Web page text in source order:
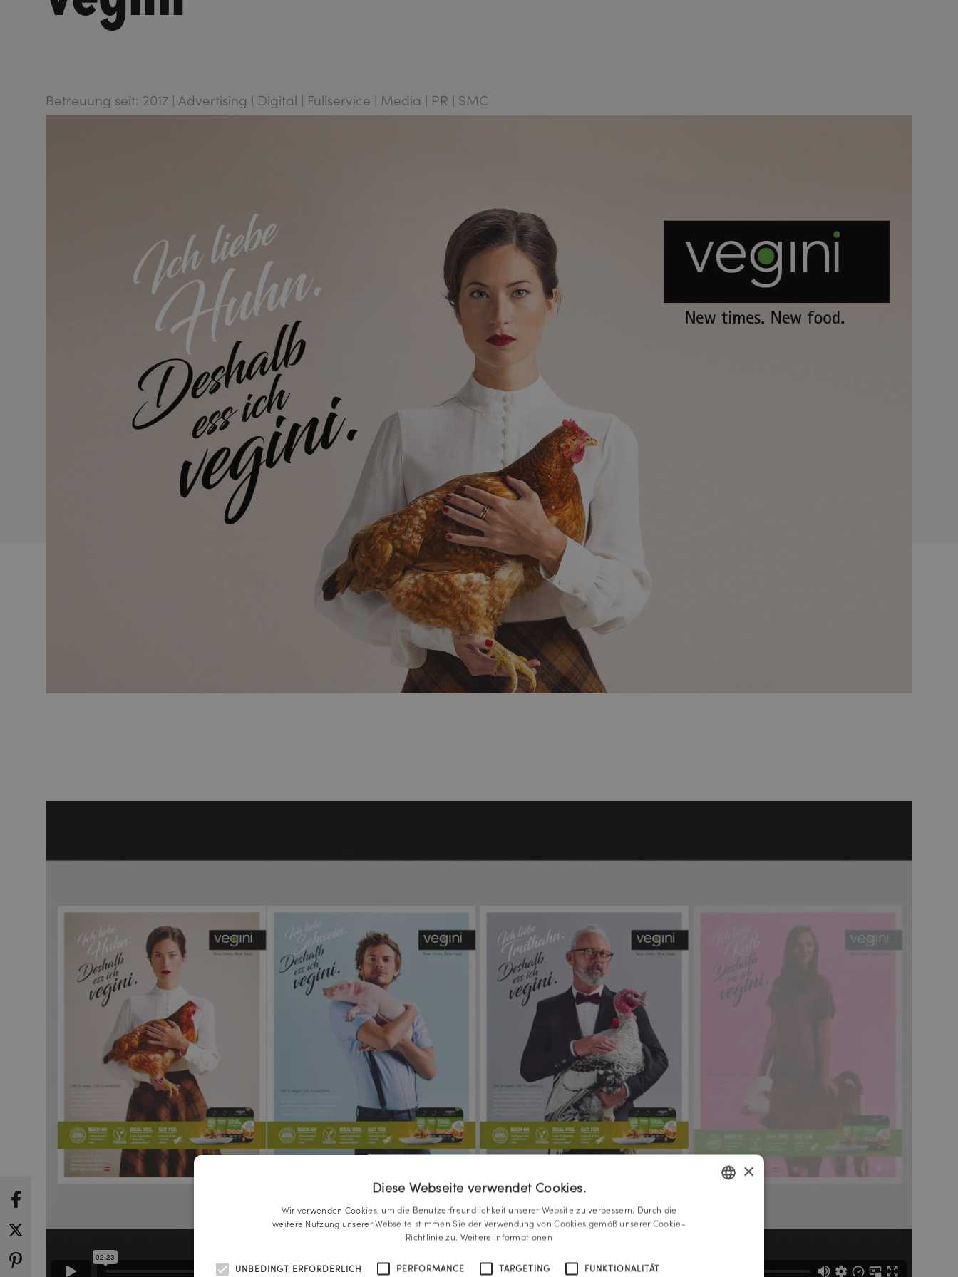
Betreuung seit: 2017 | Advertising | Digital | Fullservice | Media | PR | SMC
×
Diese Webseite verwendet Cookies.
Wir verwenden Cookies, um die Benutzerfreundlichkeit unserer Website zu verbessern. Durch die
weitere Nutzung unserer Webseite stimmen Sie der Verwendung von Cookies gemäß unserer Cookie-
Richtlinie zu. Weitere Informationen
UNBEDINGT ERFORDERLICH PERFORMANCE TARGETING FUNKTIONALITÄT